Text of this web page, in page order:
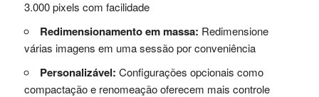
3.000 pixels com facilidade
Redimensionamento em massa: Redimensione
várias imagens em uma sessão por conveniência
Personalizável: Configurações opcionais como
compactação e renomeação oferecem mais controle